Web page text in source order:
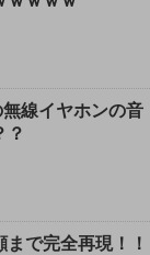
線イヤホンの音
？
まで完全再現！！